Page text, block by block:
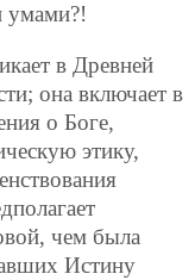
умами?!
в Древней
она включает в
о Боге,
этику,
чем была
Истину